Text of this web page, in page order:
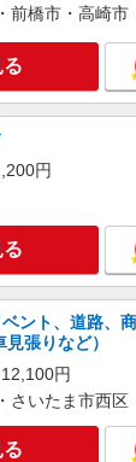
【袋井市】農業
【時給】1270円
時給)×7.83(実
【勤務地】静岡県袋井市
ク】 袋井温泉
社 AGT中部第
庫・出荷・ピッ
月給：215,000
種手当)
静岡県袋井市 勤
/車/バス/自転車/
り徒歩11分・車3
前橋市・高崎
円
ント、道路、商
張りなど）
円
さいたま市西